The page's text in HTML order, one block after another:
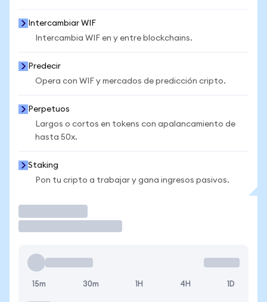
Intercambiar WIF
Intercambia WIF en y entre blockchains.
Predecir
Opera con WIF y mercados de predicción cripto.
Perpetuos
Largos o cortos en tokens con apalancamiento de
hasta 50x.
Staking
Pon tu cripto a trabajar y gana ingresos pasivos.
15m 30m 1H 4H 1D